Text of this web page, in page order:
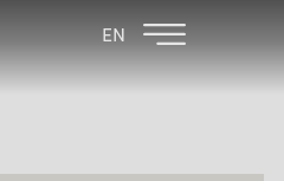
EN